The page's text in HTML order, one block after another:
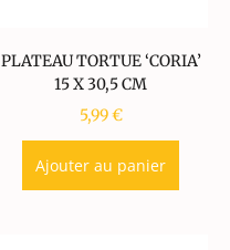
PLATEAU TORTUE ‘CORIA’
15 X 30,5 CM
5,99€
Ajouter au panier